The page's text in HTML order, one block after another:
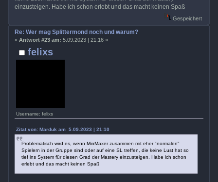
einzusteigen. Habe ich schon erlebt und das macht keinen Spaß
Gespeichert
felixs
Username: felixs
Re: Wer mag Splittermond noch und warum?
« Antwort #23 am: 5.09.2023 | 21:16 »
Zitat von: Marduk am 5.09.2023 | 21:10
Problematisch wird es, wenn MinMaxer zusammen mit eher "normalen"
Spielern in der Gruppe sind oder auf eine SL treffen, die keine Lust hat so
tief ins System für diesen Grad der Mastery einzusteigen. Habe ich schon
erlebt und das macht keinen Spaß